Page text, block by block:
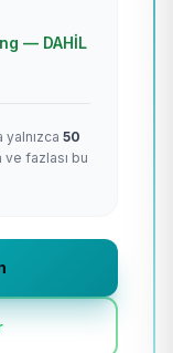
— DAHİL
yalnızca 50
ve fazlası bu